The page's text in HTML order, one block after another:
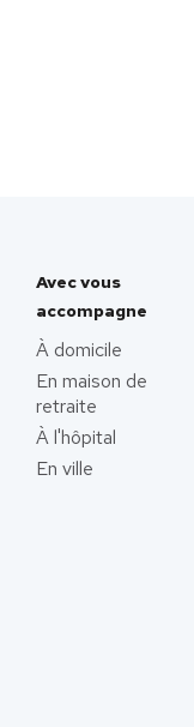
Avec vous
accompagne
À domicile
En maison de
retraite
À l'hôpital
En ville